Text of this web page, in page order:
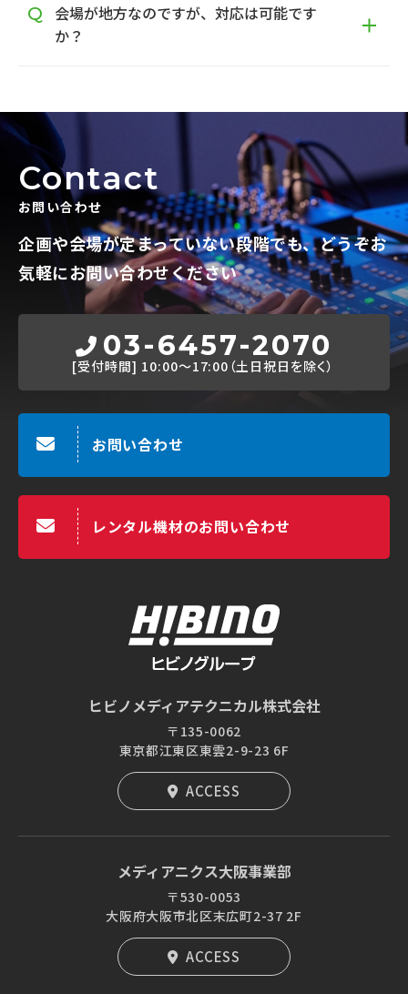
会場が地方なのですが、対応は可能です
か？
Contact
お問い合わせ
企画や会場が定まっていない段階でも、どうぞお
気軽にお問い合わせください
03-6457-2070
[受付時間] 10:00～17:00（土日祝日を除く）
お問い合わせ
レンタル機材のお問い合わせ
ヒビノメディアテクニカル株式会社
〒135-0062
東京都江東区東雲2-9-23 6F
ACCESS
メディアニクス大阪事業部
〒530-0053
大阪府大阪市北区末広町2-37 2F
ACCESS